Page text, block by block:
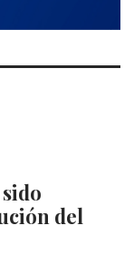
del